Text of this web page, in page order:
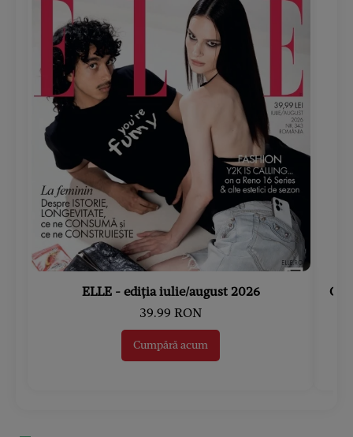
ELLE - ediția iulie/august 2026
39.99 RON
Cumpără acum